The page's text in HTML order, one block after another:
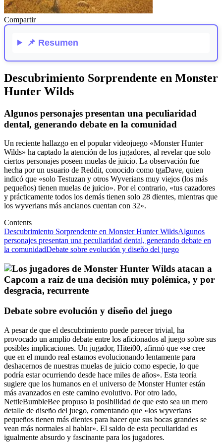
Compartir
📌 Resumen
Descubrimiento Sorprendente en Monster
Hunter Wilds
Algunos personajes presentan una peculiaridad
dental, generando debate en la comunidad
Un reciente hallazgo en el popular videojuego «Monster Hunter
Wilds» ha captado la atención de los jugadores, al revelar que solo
ciertos personajes poseen muelas de juicio. La observación fue
hecha por un usuario de Reddit, conocido como tgaDave, quien
indicó que «solo Testuzan y otros Wyverians muy viejos (los más
pequeños) tienen muelas de juicio». Por el contrario, «tus cazadores
y prácticamente todos los demás tienen solo 28 dientes, mientras que
los wyverians más ancianos cuentan con 32».
Contents
Descubrimiento Sorprendente en Monster Hunter WildsAlgunos
personajes presentan una peculiaridad dental, generando debate en
la comunidadDebate sobre evolución y diseño del juego
Debate sobre evolución y diseño del juego
A pesar de que el descubrimiento puede parecer trivial, ha
provocado un amplio debate entre los aficionados al juego sobre sus
posibles implicaciones. Un jugador, Hitei00, afirmó que «se cree
que en el mundo real estamos evolucionando lentamente para
deshacernos de nuestras muelas de juicio como especie, lo que
podría estar ocurriendo desde hace miles de años». Esta teoría
sugiere que los humanos en el universo de Monster Hunter están
más avanzados en este camino evolutivo. Por otro lado,
NettleBumbleBee propuso la posibilidad de que esto sea un mero
detalle de diseño del juego, comentando que «los wyverians
pequeños tienen más dientes para hacer que sus bocas grandes se
vean más normales al hablar». El saldo de esta peculiaridad es
igualmente absurdo y fascinante para los jugadores.